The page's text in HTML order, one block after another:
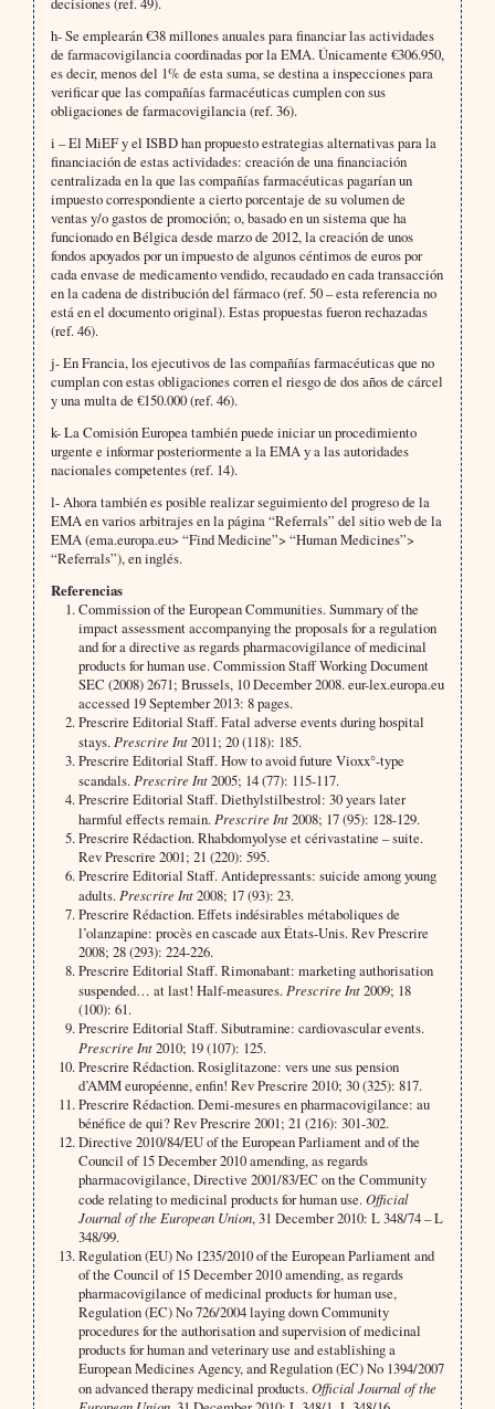
h- Se emplearán €38 millones anuales para financiar las actividades
de farmacovigilancia coordinadas por la EMA. Únicamente €306.950,
es decir, menos del 1% de esta suma, se destina a inspecciones para
verificar que las compañías farmacéuticas cumplen con sus
obligaciones de farmacovigilancia (ref. 36).
i – El MiEF y el ISBD han propuesto estrategias alternativas para la
financiación de estas actividades: creación de una financiación
centralizada en la que las compañías farmacéuticas pagarían un
impuesto correspondiente a cierto porcentaje de su volumen de
ventas y/o gastos de promoción; o, basado en un sistema que ha
funcionado en Bélgica desde marzo de 2012, la creación de unos
fondos apoyados por un impuesto de algunos céntimos de euros por
cada envase de medicamento vendido, recaudado en cada transacción
en la cadena de distribución del fármaco (ref. 50 – esta referencia no
está en el documento original). Estas propuestas fueron rechazadas
(ref. 46).
j- En Francia, los ejecutivos de las compañías farmacéuticas que no
cumplan con estas obligaciones corren el riesgo de dos años de cárcel
y una multa de €150.000 (ref. 46).
k- La Comisión Europea también puede iniciar un procedimiento
urgente e informar posteriormente a la EMA y a las autoridades
nacionales competentes (ref. 14).
l- Ahora también es posible realizar seguimiento del progreso de la
EMA en varios arbitrajes en la página “Referrals” del sitio web de la
EMA (ema.europa.eu> “Find Medicine”> “Human Medicines”>
“Referrals”), en inglés.
Referencias
Commission of the European Communities. Summary of the
impact assessment accompanying the proposals for a regulation
and for a directive as regards pharmacovigilance of medicinal
products for human use. Commission Staff Working Document
SEC (2008) 2671; Brussels, 10 December 2008. eur-lex.europa.eu
accessed 19 September 2013: 8 pages.
Prescrire Editorial Staff. Fatal adverse events during hospital
stays.Prescrire Int2011; 20 (118): 185.
Prescrire Editorial Staff. How to avoid future Vioxx°-type
scandals.Prescrire Int2005; 14 (77): 115-117.
Prescrire Editorial Staff. Diethylstilbestrol: 30 years later
harmful effects remain.Prescrire Int2008; 17 (95): 128-129.
Prescrire Rédaction. Rhabdomyolyse et cérivastatine – suite.
Rev Prescrire 2001; 21 (220): 595.
Prescrire Editorial Staff. Antidepressants: suicide among young
adults.Prescrire Int2008; 17 (93): 23.
Prescrire Rédaction. Effets indésirables métaboliques de
l’olanzapine: procès en cascade aux États-Unis. Rev Prescrire
2008; 28 (293): 224-226.
Prescrire Editorial Staff. Rimonabant: marketing authorisation
suspended… at last! Half-measures.Prescrire Int2009; 18
(100): 61.
Prescrire Editorial Staff. Sibutramine: cardiovascular events.
Prescrire Int2010; 19 (107): 125.
Prescrire Rédaction. Rosiglitazone: vers une sus pension
d’AMM européenne, enfin! Rev Prescrire 2010; 30 (325): 817.
Prescrire Rédaction. Demi-mesures en pharmacovigilance: au
bénéfice de qui? Rev Prescrire 2001; 21 (216): 301-302.
Directive 2010/84/EU of the European Parliament and of the
Council of 15 December 2010 amending, as regards
pharmacovigilance, Directive 2001/83/EC on the Community
code relating to medicinal products for human use.Official
Journal of the European Union, 31 December 2010: L 348/74 – L
348/99.
Regulation (EU) No 1235/2010 of the European Parliament and
of the Council of 15 December 2010 amending, as regards
pharmacovigilance of medicinal products for human use,
Regulation (EC) No 726/2004 laying down Community
procedures for the authorisation and supervision of medicinal
products for human and veterinary use and establishing a
European Medicines Agency, and Regulation (EC) No 1394/2007
on advanced therapy medicinal products.Official Journal of the